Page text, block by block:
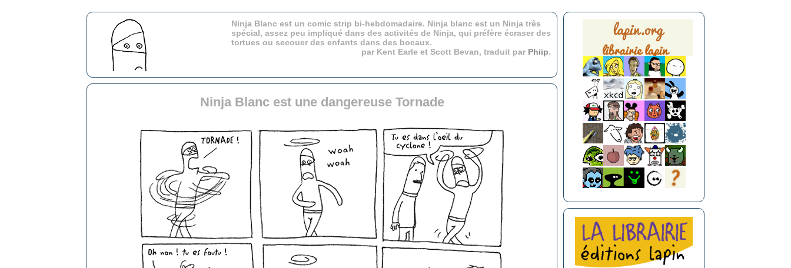
Ninja Blanc est un comic strip bi-hebdomadaire. Ninja blanc est un Ninja très
spécial, assez peu impliqué dans des activités de Ninja, qui préfère écraser des
tortues ou secouer des enfants dans des bocaux.
par Kent Earle et Scott Bevan, traduit par Phiip.
Ninja Blanc est une dangereuse Tornade